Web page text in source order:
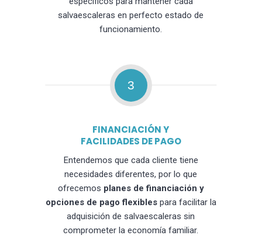
salvaescaleras en perfecto estado de
funcionamiento.
3
FINANCIACIÓN Y
FACILIDADES DE PAGO
Entendemos que cada cliente tiene
necesidades diferentes, por lo que
ofrecemos planes de financiación y
opciones de pago flexiblespara facilitar la
adquisición de salvaescaleras sin
comprometer la economía familiar.